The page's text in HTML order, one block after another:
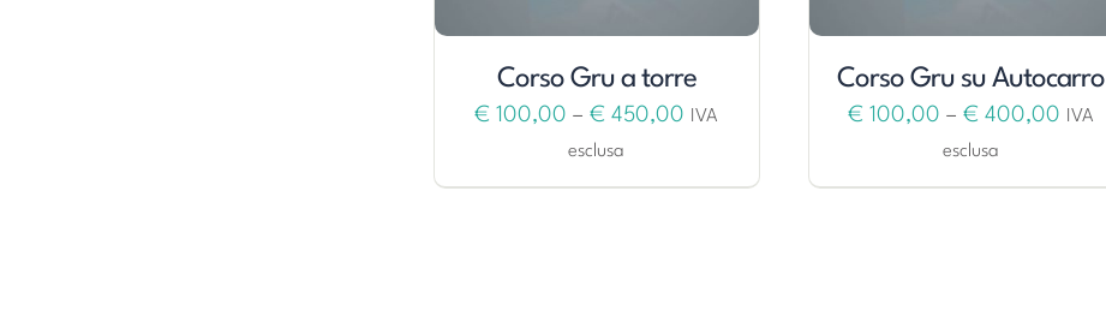
Corso Gru a torre
€ 100,00 –€ 450,00
IVA
esclusa
Corso Gru su Autocarro
€ 100,00 –€ 400,00
IVA
esclusa